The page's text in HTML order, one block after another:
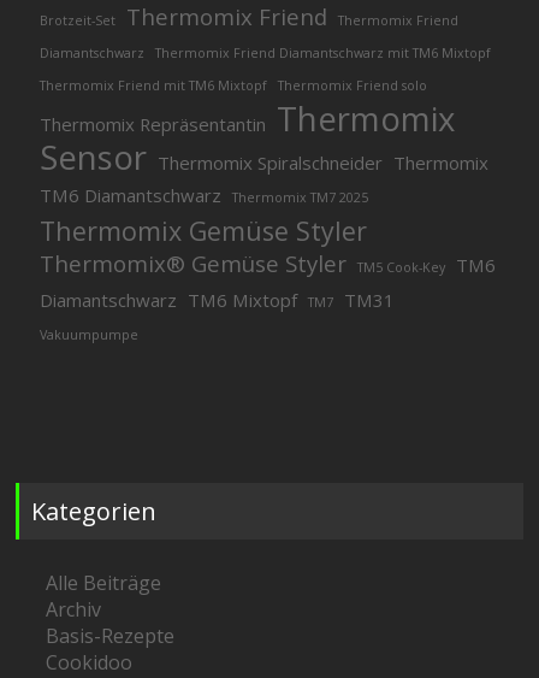
Brotzeit-Set Thermomix Friend
Thermomix Friend
Diamantschwarz
Thermomix Friend Diamantschwarz mit TM6 Mixtopf
Thermomix Friend mit TM6 Mixtopf
Thermomix Friend solo
Thermomix Repräsentantin Thermomix
Sensor Thermomix Spiralschneider Thermomix
TM6 Diamantschwarz
Thermomix TM7 2025
Thermomix Gemüse Styler
Thermomix® Gemüse Styler TM5 Cook-Key
TM6
Diamantschwarz TM6 Mixtopf TM7 TM31
Vakuumpumpe
Kategorien
Alle Beiträge
Archiv
Basis-Rezepte
Cookidoo